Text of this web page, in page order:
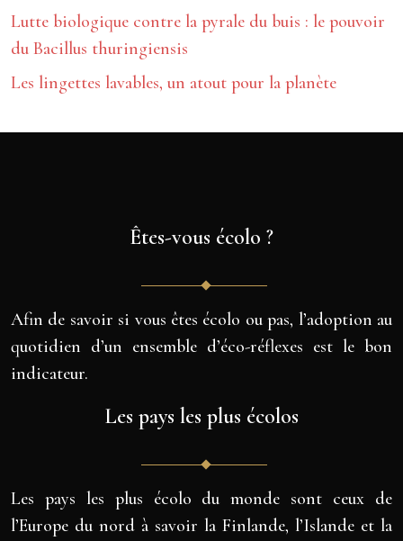
Lutte biologique contre la pyrale du buis : le pouvoir
du Bacillus thuringiensis
Les lingettes lavables, un atout pour la planète
Êtes-vous écolo ?
Afin de savoir si vous êtes écolo ou pas, l’adoption au
quotidien d’un ensemble d’éco-réflexes est le bon
indicateur.
Les pays les plus écolos
Les pays les plus écolo du monde sont ceux de
l’Europe du nord à savoir la Finlande, l’Islande et la